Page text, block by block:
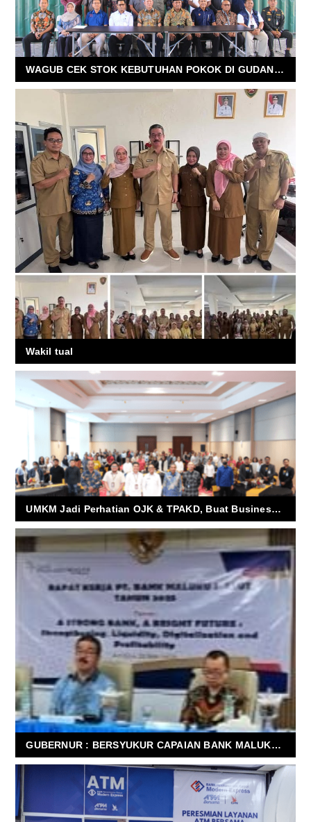
WAGUB CEK STOK KEBUTUHAN POKOK DI GUDANG PT GEMA REJEKI PASSO
Wakil tual
UMKM Jadi Perhatian OJK & TPAKD, Buat Business Matching Perluas Akses Pembiayaan
GUBERNUR : BERSYUKUR CAPAIAN BANK MALUKU/MALUT TRIWULAN I POSITIF, STAF HARUS LOYAL KEPADA PIMPINAN